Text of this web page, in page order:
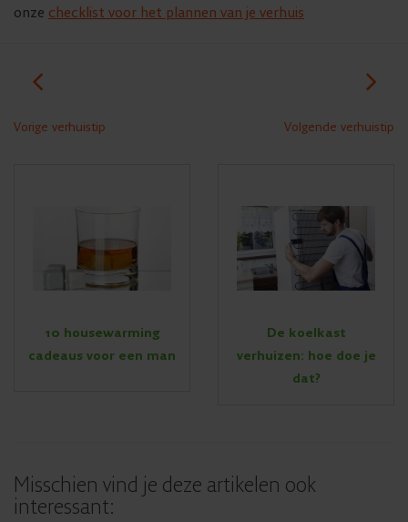
onze checklist voor het plannen van je verhuis
Vorige verhuistip Volgende verhuistip
10 housewarming
cadeaus voor een man
De koelkast
verhuizen: hoe doe je
dat?
Misschien vind je deze artikelen ook
interessant: